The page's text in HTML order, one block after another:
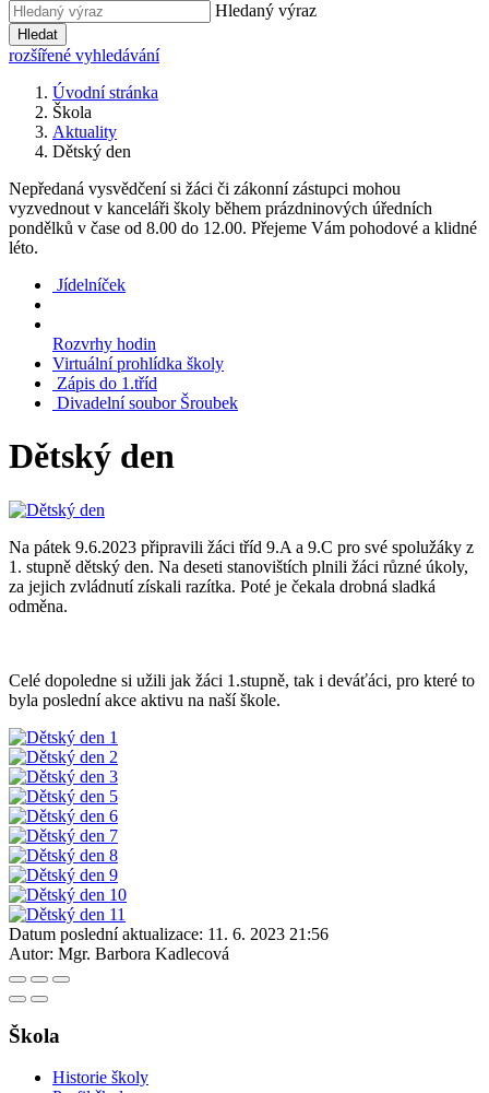
Hledaný výraz
Hledat
rozšířené vyhledávání
Úvodní stránka
Škola
Aktuality
Dětský den
Nepředaná vysvědčení si žáci či zákonní zástupci mohou
vyzvednout v kanceláři školy během prázdninových úředních
pondělků v čase od 8.00 do 12.00. Přejeme Vám pohodové a klidné
léto.
Jídelníček
Rozvrhy hodin
Virtuální prohlídka školy
Zápis do 1.tříd
Divadelní soubor Šroubek
Dětský den
Na pátek 9.6.2023 připravili žáci tříd 9.A a 9.C pro své spolužáky z
1. stupně dětský den. Na deseti stanovištích plnili žáci různé úkoly,
za jejich zvládnutí získali razítka. Poté je čekala drobná sladká
odměna.
Celé dopoledne si užili jak žáci 1.stupně, tak i deváťáci, pro které to
byla poslední akce aktivu na naší škole.
Datum poslední aktualizace: 11. 6. 2023 21:56
Autor: Mgr. Barbora Kadlecová
Škola
Historie školy